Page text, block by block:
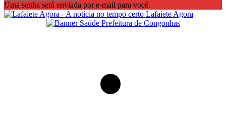
Uma senha será enviada por e-mail para você.
Lafaiete Agora